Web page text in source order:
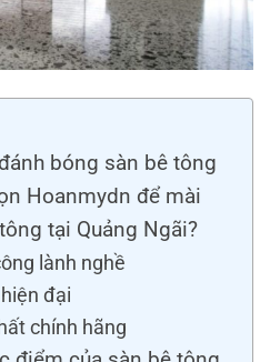
bóng sàn bê tông
Hoanmydn để mài
tại Quảng Ngãi?
lành nghề
đại
chính hãng